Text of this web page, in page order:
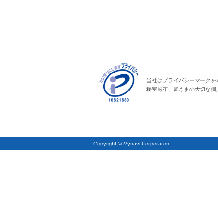
当社はプライバシーマークを
秘密厳守、皆さまの大切な個
Copyright © Mynavi Corporation